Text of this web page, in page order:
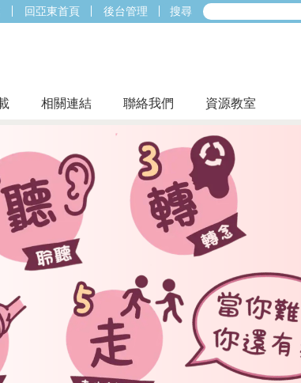
回亞東首頁 後台管理 搜尋
相關連結 聯絡我們 資源教室